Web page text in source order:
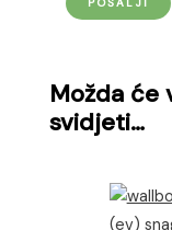
Možda će
svidjeti…